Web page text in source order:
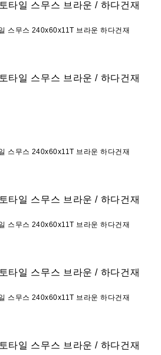
스무스 240x60x11T 브라운 하다건재
스무스 240x60x11T 브라운 하다건재
스무스 240x60x11T 브라운 하다건재
스무스 240x60x11T 브라운 하다건재